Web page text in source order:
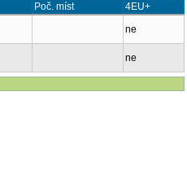
Poč. míst
4EU+
ne
ne